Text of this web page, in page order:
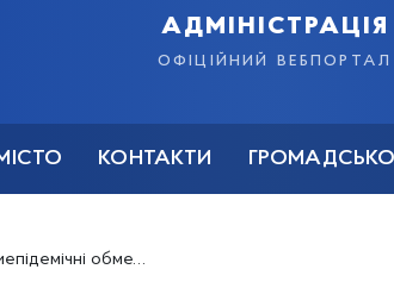
адміністрація
офіційний вебпортал
КОНТАКТИ
до 30 квітня